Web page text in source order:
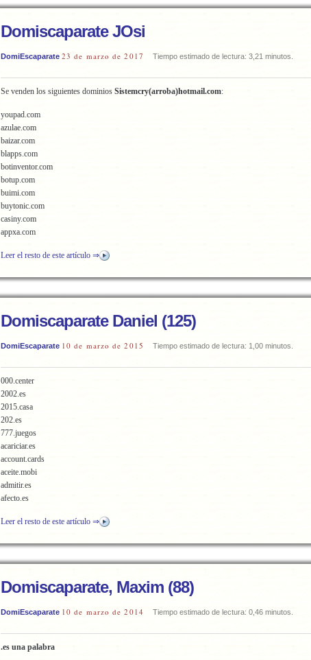
Domiscaparate JOsi
DomiEscaparate 23 de marzo de 2017 Tiempo estimado de lectura: 3,21 minutos.
Se venden los siguientes dominios Sistemcry(arroba)hotmail.com:
youpad.com
azulae.com
baizar.com
blapps.com
botinventor.com
botup.com
buimi.com
buytonic.com
casiny.com
appxa.com
Leer el resto de este artículo ⇒
Domiscaparate Daniel (125)
DomiEscaparate 10 de marzo de 2015 Tiempo estimado de lectura: 1,00 minutos.
000.center
2002.es
2015.casa
202.es
777.juegos
acariciar.es
account.cards
aceite.mobi
admitir.es
afecto.es
Leer el resto de este artículo ⇒
Domiscaparate, Maxim (88)
DomiEscaparate 10 de marzo de 2014 Tiempo estimado de lectura: 0,46 minutos.
.es una palabra